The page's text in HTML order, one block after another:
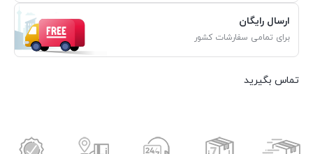
ارسال رایگان
برای تمامی سفارشات کشور
تماس بگیرید